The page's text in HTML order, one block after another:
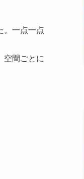
。一点一点
空間ごとに